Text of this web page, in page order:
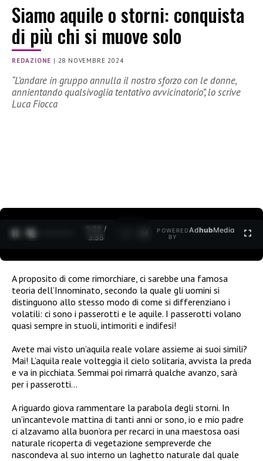
Siamo aquile o storni: conquista
di più chi si muove solo
REDAZIONE | 28 NOVEMBRE 2024
“L’andare in gruppo annulla il nostro sforzo con le donne,
annientando qualsivoglia tentativo avvicinatorio”, lo scrive
Luca Fiocca
0:31 /
3:35
POWERED
BY
AdhubMedia
A proposito di come rimorchiare, ci sarebbe una famosa
teoria dell’Innominato, secondo la quale gli uomini si
distinguono allo stesso modo di come si differenziano i
volatili: ci sono i passerotti e le aquile. I passerotti volano
quasi sempre in stuoli, intimoriti e indifesi!
Avete mai visto un’aquila reale volare assieme ai suoi simili?
Mai! L’aquila reale volteggia il cielo solitaria, avvista la preda
e va in picchiata. Semmai poi rimarrà qualche avanzo, sarà
per i passerotti…
A riguardo giova rammentare la parabola degli storni. In
un’incantevole mattina di tanti anni or sono, io e mio padre
ci alzavamo alla buon’ora per recarci in una maestosa oasi
naturale ricoperta di vegetazione sempreverde che
nascondeva al suo interno un laghetto naturale dal quale